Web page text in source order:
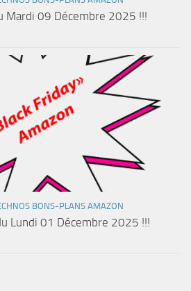
Mardi 09 Décembre 2025 !!!
BONS-PLANS AMAZON
Lundi 01 Décembre 2025 !!!